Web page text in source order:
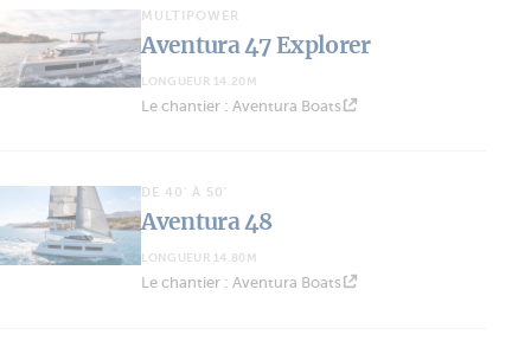
MULTIPOWER
Aventura 47 Explorer
LONGUEUR 14.20M
Le chantier : Aventura Boats
DE 40' À 50'
Aventura 48
LONGUEUR 14.80M
Le chantier : Aventura Boats